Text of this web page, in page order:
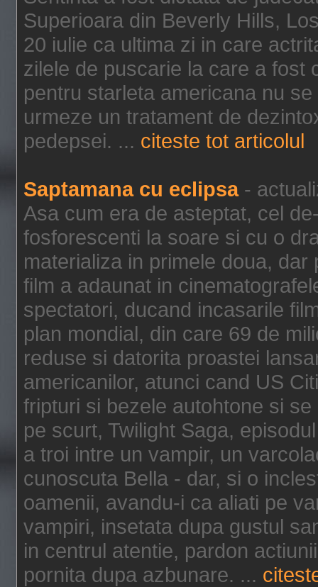
Superioara din Beverly Hills,
20 iulie ca ultima zi in care
zilele de puscarie la care a fost
pentru starleta americana nu
urmeze un tratament de
pedepsei. ... citeste tot articolul
Saptamana cu eclipsa-
Asa cum era de asteptat, cel
fosforescenti la soare si cu o
materializa in primele doua,
film a adaunat in
spectatori, ducand incasarile
plan mondial, din care 69 de
reduse si datorita proastei
americanilor, atunci cand US
fripturi si bezele autohtone si
pe scurt, Twilight Saga,
a troi intre un vampir, un
cunoscuta Bella - dar, si o
oamenii, avandu-i ca aliati pe
vampiri, insetata dupa gustul
in centrul atentie, pardon
pornita dupa azbunare. ...